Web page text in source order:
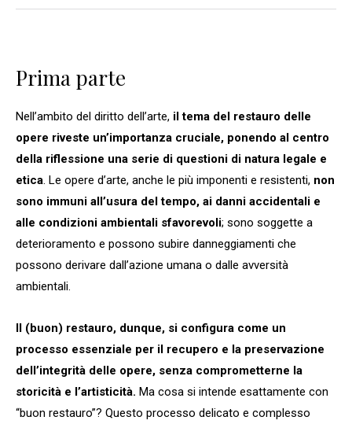
Prima parte
Nell’ambito del diritto dell’arte, il tema del restauro delle
opere riveste un’importanza cruciale, ponendo al centro
della riflessione una serie di questioni di natura legale e
etica. Le opere d’arte, anche le più imponenti e resistenti, non
sono immuni all’usura del tempo, ai danni accidentali e
alle condizioni ambientali sfavorevoli; sono soggette a
deterioramento e possono subire danneggiamenti che
possono derivare dall’azione umana o dalle avversità
ambientali.
Il (buon) restauro, dunque, si configura come un
processo essenziale per il recupero e la preservazione
dell’integrità delle opere, senza comprometterne la
storicità e l’artisticità. Ma cosa si intende esattamente con
“buon restauro”? Questo processo delicato e complesso